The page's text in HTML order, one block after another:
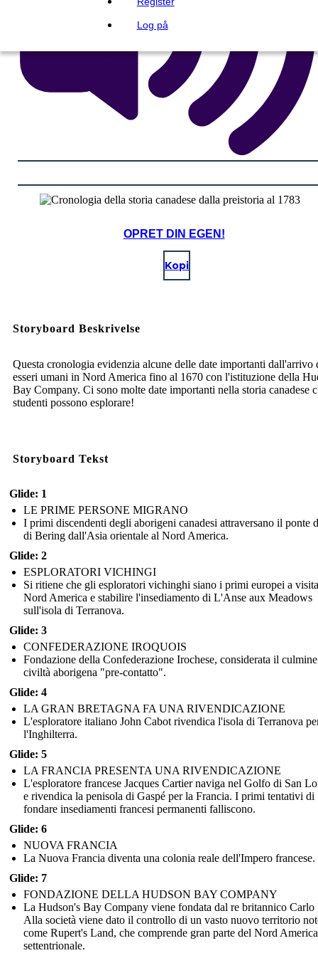
Log på
OPRET DIN EGEN!
Kopi
Storyboard Beskrivelse
Questa cronologia evidenzia alcune delle date importanti dall'arrivo
esseri umani in Nord America fino al 1670 con l'istituzione della
Bay Company. Ci sono molte date importanti nella storia canadese
studenti possono esplorare!
Storyboard Tekst
Glide: 1
LE PRIME PERSONE MIGRANO
I primi discendenti degli aborigeni canadesi attraversano il ponte
di Bering dall'Asia orientale al Nord America.
Glide: 2
ESPLORATORI VICHINGI
Si ritiene che gli esploratori vichinghi siano i primi europei a
Nord America e stabilire l'insediamento di L'Anse aux Meadows
sull'isola di Terranova.
Glide: 3
CONFEDERAZIONE IROQUOIS
Fondazione della Confederazione Irochese, considerata il
civiltà aborigena "pre-contatto".
Glide: 4
LA GRAN BRETAGNA FA UNA RIVENDICAZIONE
L'esploratore italiano John Cabot rivendica l'isola di Terranova
l'Inghilterra.
Glide: 5
LA FRANCIA PRESENTA UNA RIVENDICAZIONE
L'esploratore francese Jacques Cartier naviga nel Golfo di San
e rivendica la penisola di Gaspé per la Francia. I primi tentativi di
fondare insediamenti francesi permanenti falliscono.
Glide: 6
NUOVA FRANCIA
La Nuova Francia diventa una colonia reale dell'Impero francese.
Glide: 7
FONDAZIONE DELLA HUDSON BAY COMPANY
La Hudson's Bay Company viene fondata dal re britannico Carlo
Alla società viene dato il controllo di un vasto nuovo territorio
come Rupert's Land, che comprende gran parte del Nord America
settentrionale.